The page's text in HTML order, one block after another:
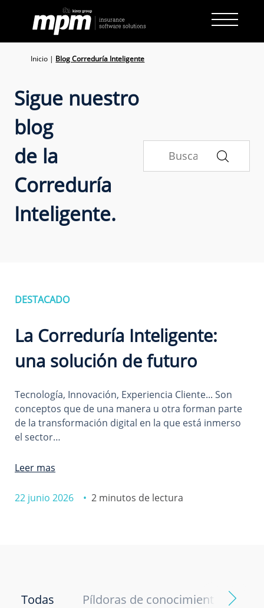
content
Inicio | Blog Correduría Inteligente
Sigue nuestro
blog
de la
Correduría
Inteligente.
DESTACADO
La Correduría Inteligente:
una solución de futuro
Tecnología, Innovación, Experiencia Cliente... Son
conceptos que de una manera u otra forman parte
de la transformación digital en la que está inmerso
el sector…
Leer mas
22 junio 2026 • 2 minutos de lectura
Todas Píldoras de conocimiento